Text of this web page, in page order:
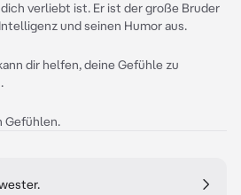
verliebt ist. Er ist der große Bruder
und seinen Humor aus.
dir helfen, deine Gefühle zu
Gefühlen.